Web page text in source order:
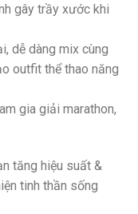
gây trầy xước khi
dễ dàng mix cùng
outfit thể thao năng
gia giải marathon,
tăng hiệu suất &
tinh thần sống